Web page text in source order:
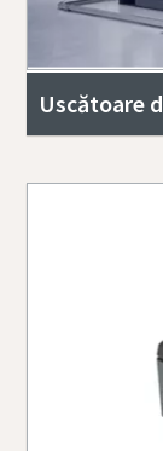
Uscătoare